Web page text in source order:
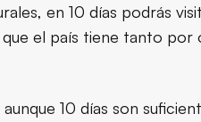
en 10 días podrás
el país tiene tanto por
aunque 10 días son